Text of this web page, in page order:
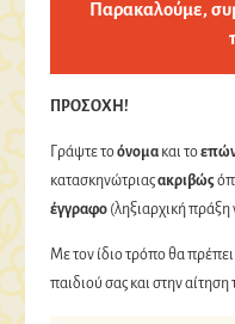
Παρακαλούμε,
ΠΡΟΣΟΧΗ!
Γράψτε τοόνομα και το
κατασκηνώτριαςακριβώς
έγγραφο (ληξιαρχική πράξη
Με τον ίδιο τρόπο θα
παιδιού σας και στην